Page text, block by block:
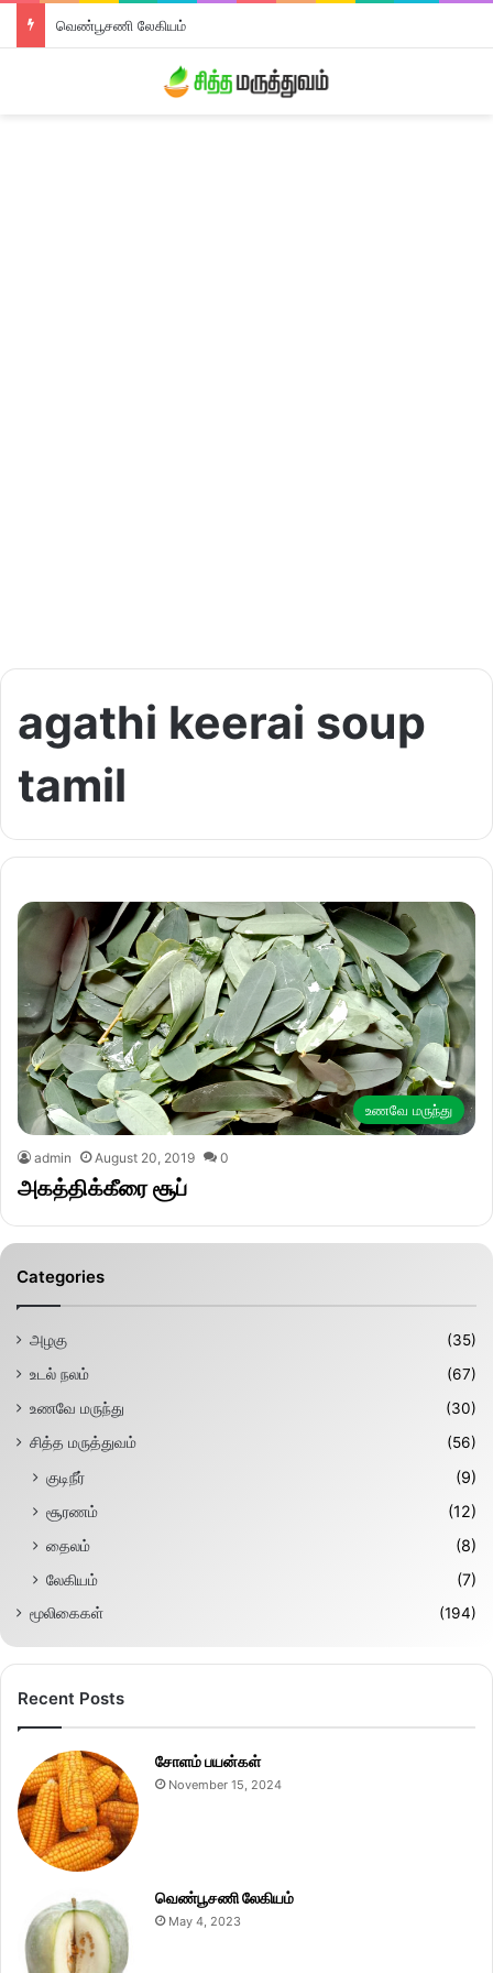
வெண்பூசணி லேகியம்
agathi keerai soup
tamil
உணவே மருந்து
admin August 20, 2019 0
அகத்திக்கீரை சூப்
Categories
அழகு
(35)
உடல் நலம்
(67)
உணவே மருந்து
(30)
சித்த மருத்துவம்
(56)
குடிநீர்
(9)
சூரணம்
(12)
தைலம்
(8)
லேகியம்
(7)
மூலிகைகள் (194)
Recent Posts
சோளம் பயன்கள்
November 15, 2024
வெண்பூசணி லேகியம்
May 4, 2023